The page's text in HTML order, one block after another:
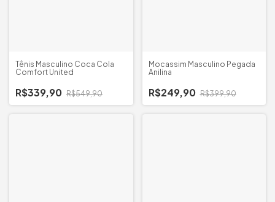
Tênis Masculino Coca Cola
Comfort United
R$339,90 R$549,90
Mocassim Masculino Pegada
Anilina
R$249,90 R$399,90